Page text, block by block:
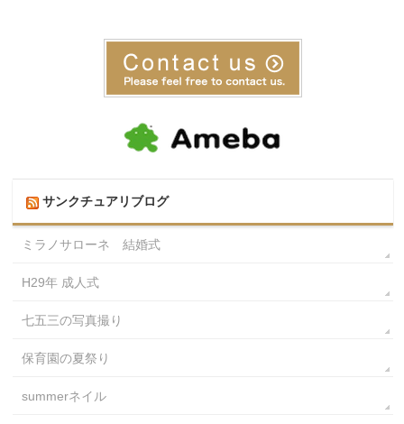
サンクチュアリブログ
ミラノサローネ 結婚式
H29年 成人式
七五三の写真撮り
保育園の夏祭り
summerネイル